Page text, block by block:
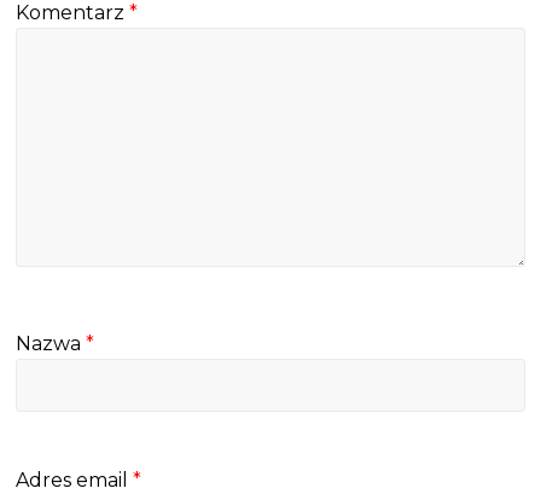
Komentarz*
Nazwa*
Adres email*